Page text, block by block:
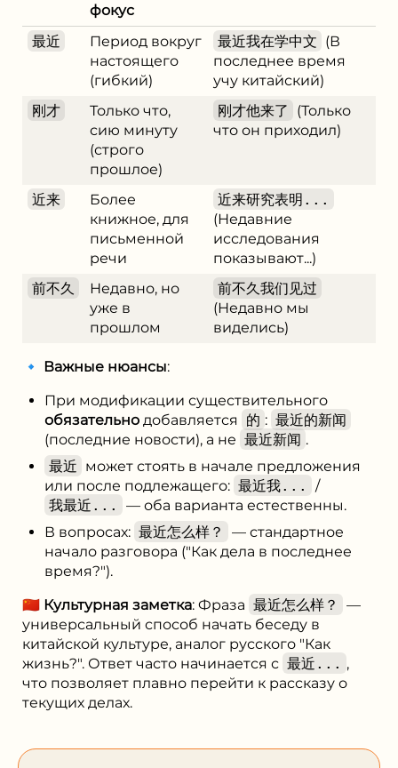
фокус
最近
Период вокруг
настоящего
(гибкий)
最近我在学中文 (В
последнее время
учу китайский)
刚才
Только что,
сию минуту
(строго
прошлое)
刚才他来了
(Только
что он приходил)
近来
Более
книжное, для
письменной
речи
近来研究表明...
(Недавние
исследования
показывают...)
前不久
Недавно, но
уже в
прошлом
前不久我们见过
(Недавно мы
виделись)
🔹 Важные нюансы:
При модификации существительного
обязательно добавляется 的 : 最近的新闻
(последние новости), а не 最近新闻 .
最近 может стоять в начале предложения
или после подлежащего: 最近我...
/
我最近...
— оба варианта естественны.
В вопросах: 最近怎么样？
— стандартное
начало разговора ("Как дела в последнее
время?").
🇨🇳 Культурная заметка: Фраза 最近怎么样？
—
универсальный способ начать беседу в
китайской культуре, аналог русского "Как
жизнь?". Ответ часто начинается с 最近... ,
что позволяет плавно перейти к рассказу о
текущих делах.